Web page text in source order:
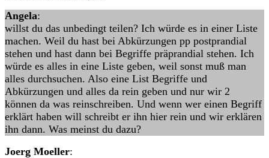
Angela:
willst du das unbedingt teilen? Ich würde es in einer Liste
machen. Weil du hast bei Abkürzungen pp postprandial
stehen und hast dann bei Begriffe präprandial stehen. Ich
würde es alles in eine Liste geben, weil sonst muß man
alles durchsuchen. Also eine List Begriffe und
Abkürzungen und alles da rein geben und nur wir 2
können da was reinschreiben. Und wenn wer einen Begriff
erklärt haben will schreibt er ihn hier rein und wir erklären
ihn dann. Was meinst du dazu?
Joerg Moeller: